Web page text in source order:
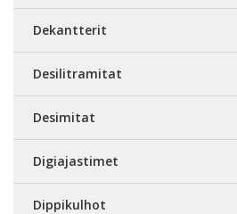
Dekantterit
Desilitramitat
Desimitat
Digiajastimet
Dippikulhot